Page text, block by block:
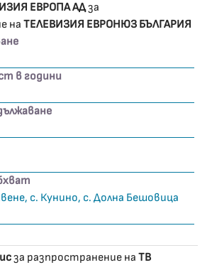
ЕВРОПА АДза
на ТЕЛЕВИЗИЯ ЕВРОНЮЗ БЪЛГАРИЯ
в години
с. Кунино, с. Долна Бешовица
за разпространение на ТВ